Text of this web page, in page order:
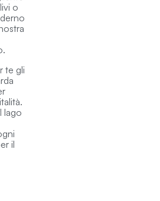
o
te gli
lago
il